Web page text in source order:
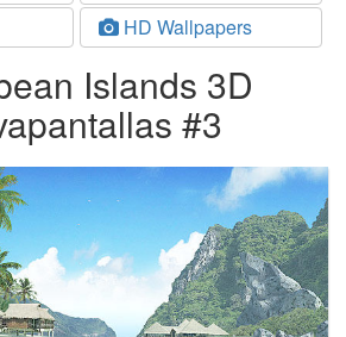
HD Wallpapers
Islands 3D
#3